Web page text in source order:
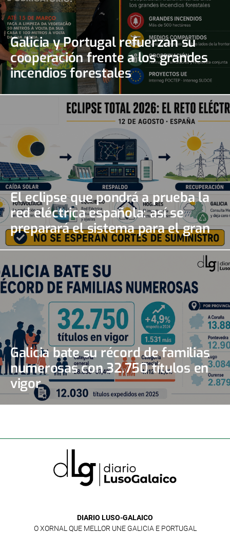
Galicia y Portugal refuerzan su
cooperación frente a los grandes
incendios forestales
El eclipse que pondrá a prueba la
red eléctrica española: así se
preparará el sistema para el gran
apagón solar
Galicia bate su récord de familias
numerosas con 32.750 títulos en
vigor
DIARIO LUSO-GALAICO
O XORNAL QUE MELLOR UNE GALICIA E PORTUGAL